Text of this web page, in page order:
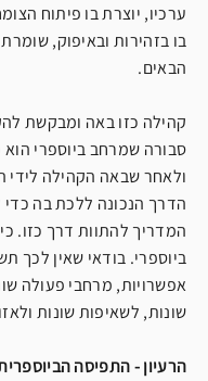
ערכיו, יוצרת בו פיתוח
בו בזהירות ובאיפוק,
הבאים.
קהילה כזו באה ומבקשת
סבורה שמרחב ביוספרי הוא
ולאחר שבאה הקהילה
הדרך הנכונה ללכת בה
המדריך להתוות דרך כזו.
ביוספרי. בודאי שאין לכך
אפשרויות, מרחבי פעולה
שונות, לשאיפות שונות
הרעיון - התפיסה